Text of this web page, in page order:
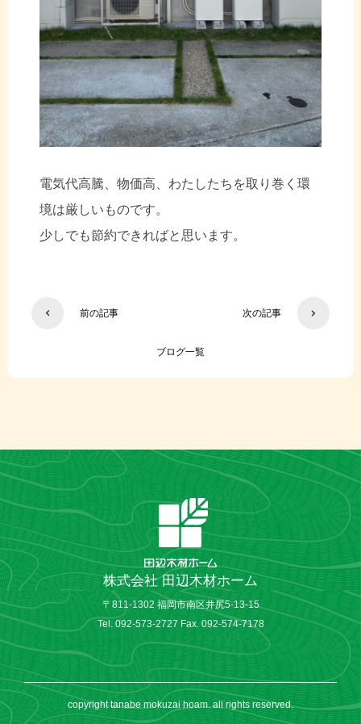
電気代高騰、物価高、わたしたちを取り巻く環
境は厳しいものです。
少しでも節約できればと思います。
前の記事
ブログ一覧
次の記事
株式会社 田辺木材ホーム
〒811-1302 福岡市南区井尻5-13-15
Tel. 092-573-2727 Fax. 092-574-7178
copyright tanabe mokuzai hoam. all rights reserved.